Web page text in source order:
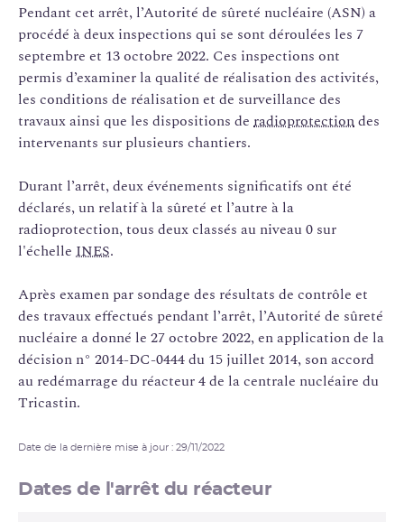
Pendant cet arrêt, l’Autorité de sûreté nucléaire (ASN) a
procédé à deux inspections qui se sont déroulées les 7
septembre et 13 octobre 2022. Ces inspections ont
permis d’examiner la qualité de réalisation des activités,
les conditions de réalisation et de surveillance des
travaux ainsi que les dispositions de radioprotectiondes
intervenants sur plusieurs chantiers.
Durant l’arrêt, deux événements significatifs ont été
déclarés, un relatif à la sûreté et l’autre à la
radioprotection, tous deux classés au niveau 0 sur
l'échelle INES.
Après examen par sondage des résultats de contrôle et
des travaux effectués pendant l’arrêt, l’Autorité de sûreté
nucléaire a donné le 27 octobre 2022, en application de la
décision n° 2014-DC-0444 du 15 juillet 2014, son accord
au redémarrage du réacteur 4 de la centrale nucléaire du
Tricastin.
Date de la dernière mise à jour : 29/11/2022
Dates de l'arrêt du réacteur